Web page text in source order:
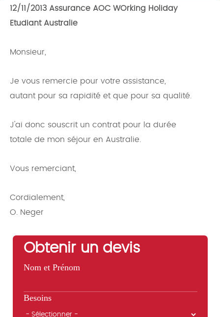
12/11/2013 Assurance AOC WOrking Holiday
Etudiant Australie
Monsieur,
Je vous remercie pour votre assistance,
autant pour sa rapidité et que pour sa qualité.
J'ai donc souscrit un contrat pour la durée
totale de mon séjour en Australie.
Vous remerciant,
Cordialement,
O. Neger
Obtenir un devis
Nom et Prénom
Besoins